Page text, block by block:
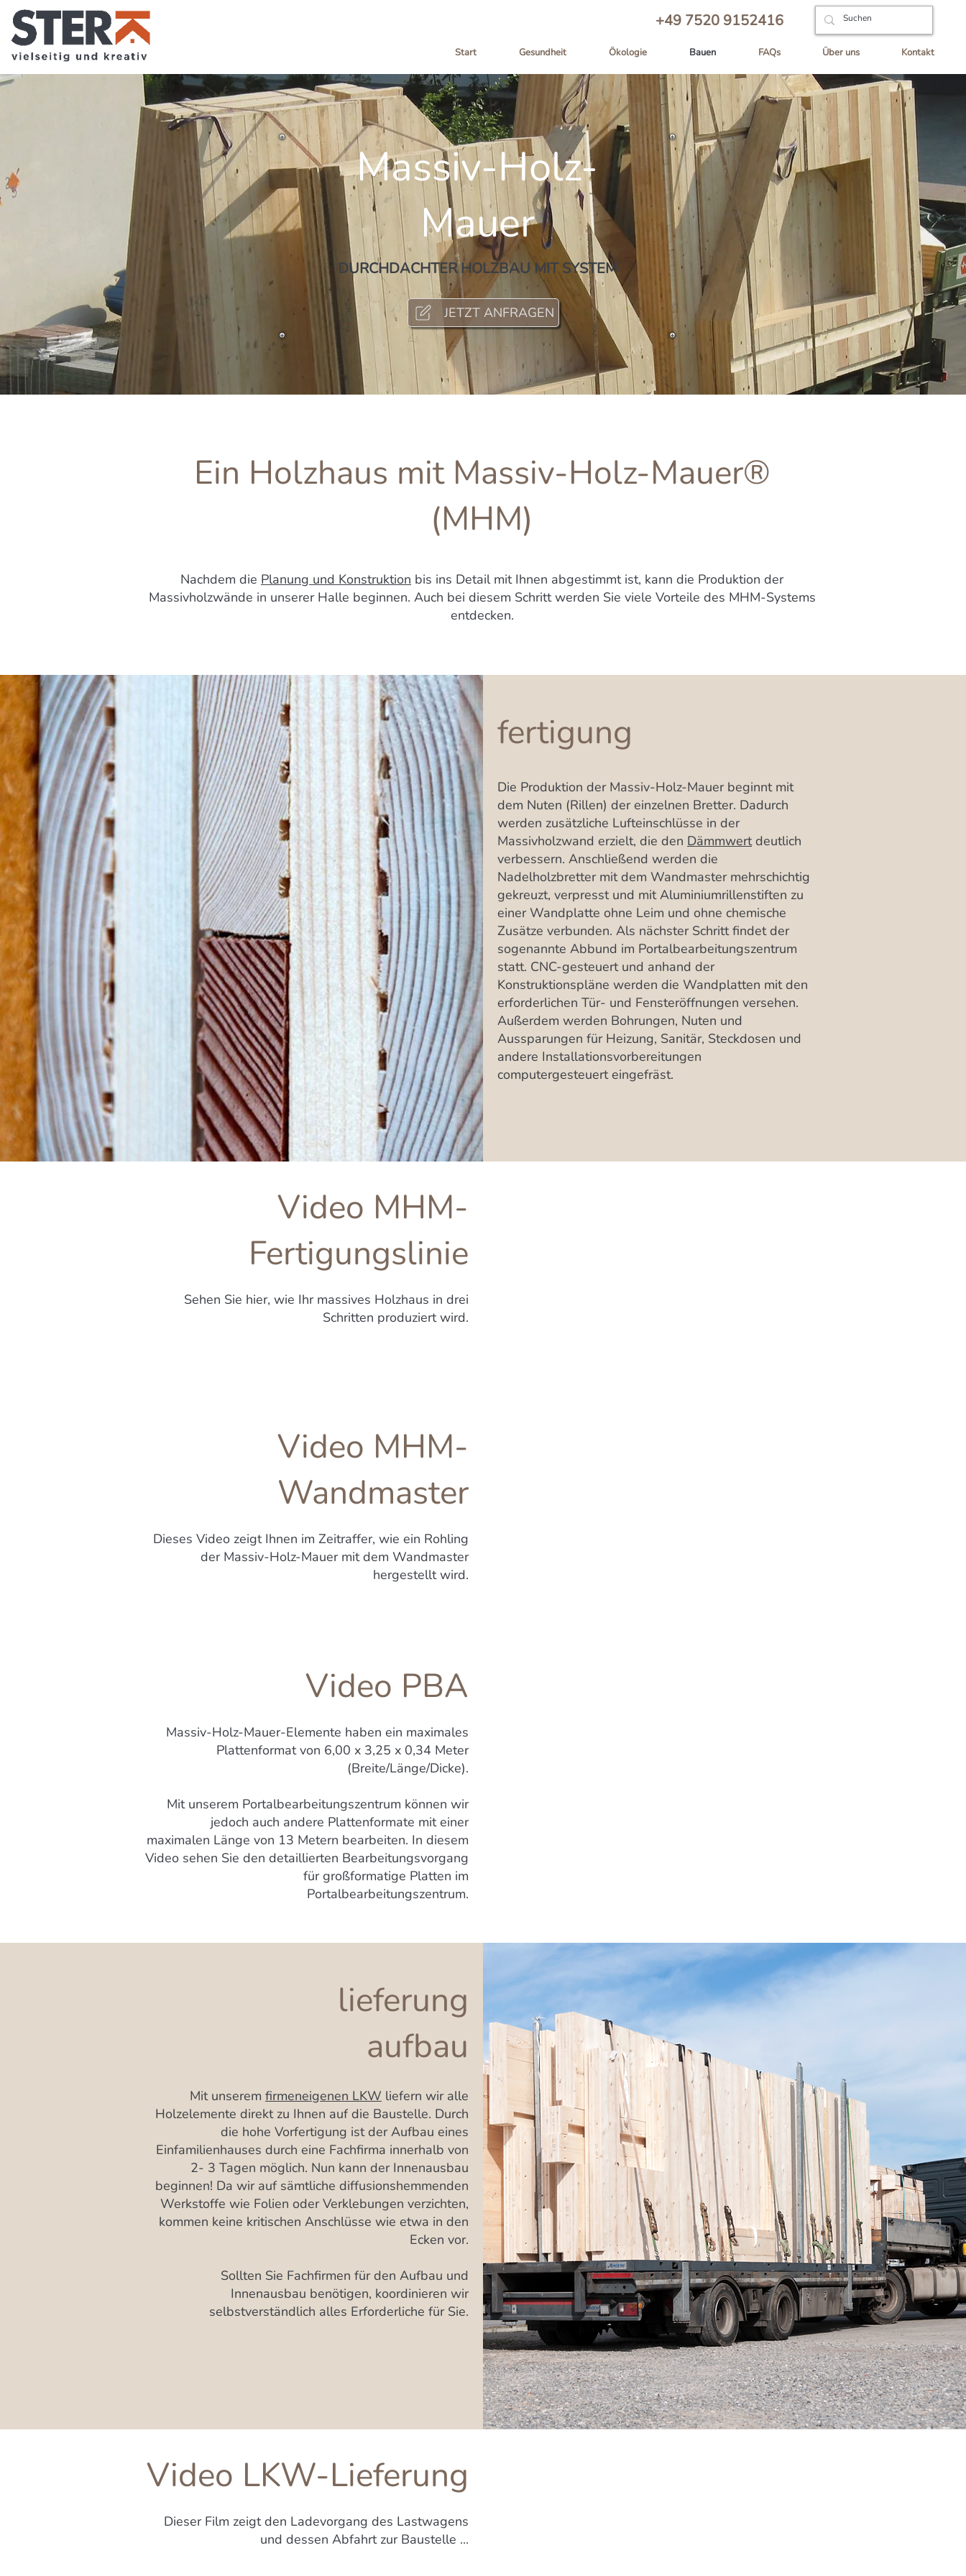
+49 7520 9152416
Start Gesundheit Ökologie Bauen FAQs Über uns Kontakt
Massiv-Holz-
Mauer
DURCHDACHTER HOLZBAU MIT SYSTEM
JETZT ANFRAGEN
Ein Holzhaus mit Massiv-Holz-Mauer®
(MHM)
Nachdem die Planung und Konstruktion bis ins Detail mit Ihnen abgestimmt ist, kann die Produktion der
Massivholzwände in unserer Halle beginnen. Auch bei diesem Schritt werden Sie viele Vorteile des MHM-Systems
entdecken.
fertigung
Die Produktion der Massiv-Holz-Mauer beginnt mit
dem Nuten (Rillen) der einzelnen Bretter. Dadurch
werden zusätzliche Lufteinschlüsse in der
Massivholzwand erzielt, die den Dämmwertdeutlich
verbessern. Anschließend werden die
Nadelholzbretter mit dem Wandmaster mehrschichtig
gekreuzt, verpresst und mit Aluminiumrillenstiften zu
einer Wandplatte ohne Leim und ohne chemische
Zusätze verbunden. Als nächster Schritt findet der
sogenannte Abbund im Portalbearbeitungszentrum
statt. CNC-gesteuert und anhand der
Konstruktionspläne werden die Wandplatten mit den
erforderlichen Tür- und Fensteröffnungen versehen.
Außerdem werden Bohrungen, Nuten und
Aussparungen für Heizung, Sanitär, Steckdosen und
andere Installationsvorbereitungen
computergesteuert eingefräst.
Video MHM-
Fertigungslinie
Sehen Sie hier, wie Ihr massives Holzhaus in drei
Schritten produziert wird.
Video MHM-
Wandmaster
Dieses Video zeigt Ihnen im Zeitraffer, wie ein Rohling
der Massiv-Holz-Mauer mit dem Wandmaster
hergestellt wird.
Video PBA
Massiv-Holz-Mauer-Elemente haben ein maximales
Plattenformat von 6,00 x 3,25 x 0,34 Meter
(Breite/Länge/Dicke).
Mit unserem Portalbearbeitungszentrum können wir
jedoch auch andere Plattenformate mit einer
maximalen Länge von 13 Metern bearbeiten. In diesem
Video sehen Sie den detaillierten Bearbeitungsvorgang
für großformatige Platten im
Portalbearbeitungszentrum.
lieferung
aufbau
Mit unserem firmeneigenen LKW liefern wir alle
Holzelemente direkt zu Ihnen auf die Baustelle. Durch
die hohe Vorfertigung ist der Aufbau eines
Einfamilienhauses durch eine Fachfirma innerhalb von
2- 3 Tagen möglich. Nun kann der Innenausbau
beginnen! Da wir auf sämtliche diffusionshemmenden
Werkstoffe wie Folien oder Verklebungen verzichten,
kommen keine kritischen Anschlüsse wie etwa in den
Ecken vor.
Sollten Sie Fachfirmen für den Aufbau und
Innenausbau benötigen, koordinieren wir
selbstverständlich alles Erforderliche für Sie.
Video LKW-Lieferung
Dieser Film zeigt den Ladevorgang des Lastwagens
und dessen Abfahrt zur Baustelle ...